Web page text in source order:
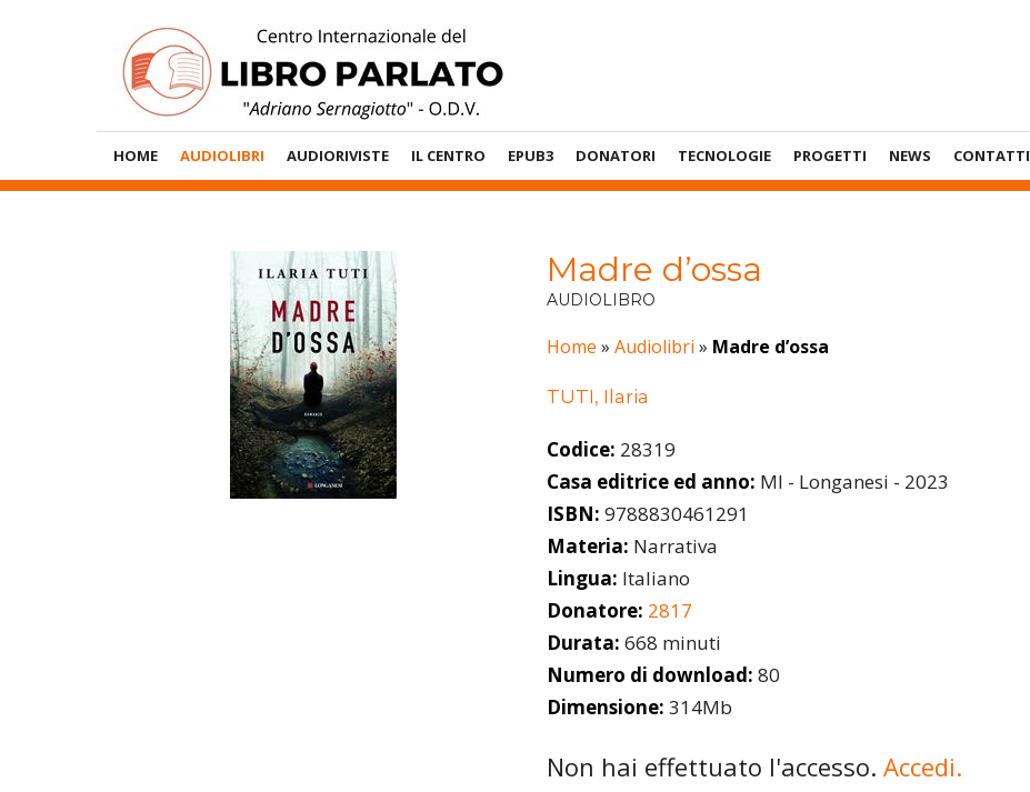
Menù
Principale
HOME AUDIOLIBRI AUDIORIVISTE IL CENTRO EPUB3 DONATORI TECNOLOGIE PROGETTI NEWS CONTATTI
Madre d’ossa
AUDIOLIBRO
Home » Audiolibri » Madre d’ossa
TUTI, Ilaria
Codice: 28319
Casa editrice ed anno: MI - Longanesi - 2023
ISBN: 9788830461291
Materia: Narrativa
Lingua: Italiano
Donatore: 2817
Durata: 668 minuti
Numero di download: 80
Dimensione: 314Mb
Non hai effettuato l'accesso. Accedi.